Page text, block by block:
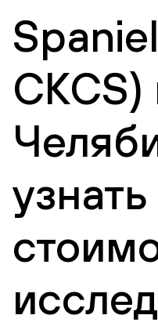
CKCS)
узнать